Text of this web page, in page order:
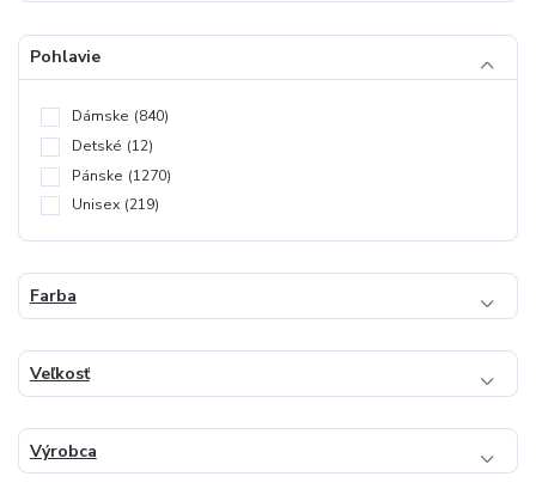
Pohlavie
Dámske (840)
Detské (12)
Pánske (1270)
Unisex (219)
Farba
Veľkosť
Výrobca